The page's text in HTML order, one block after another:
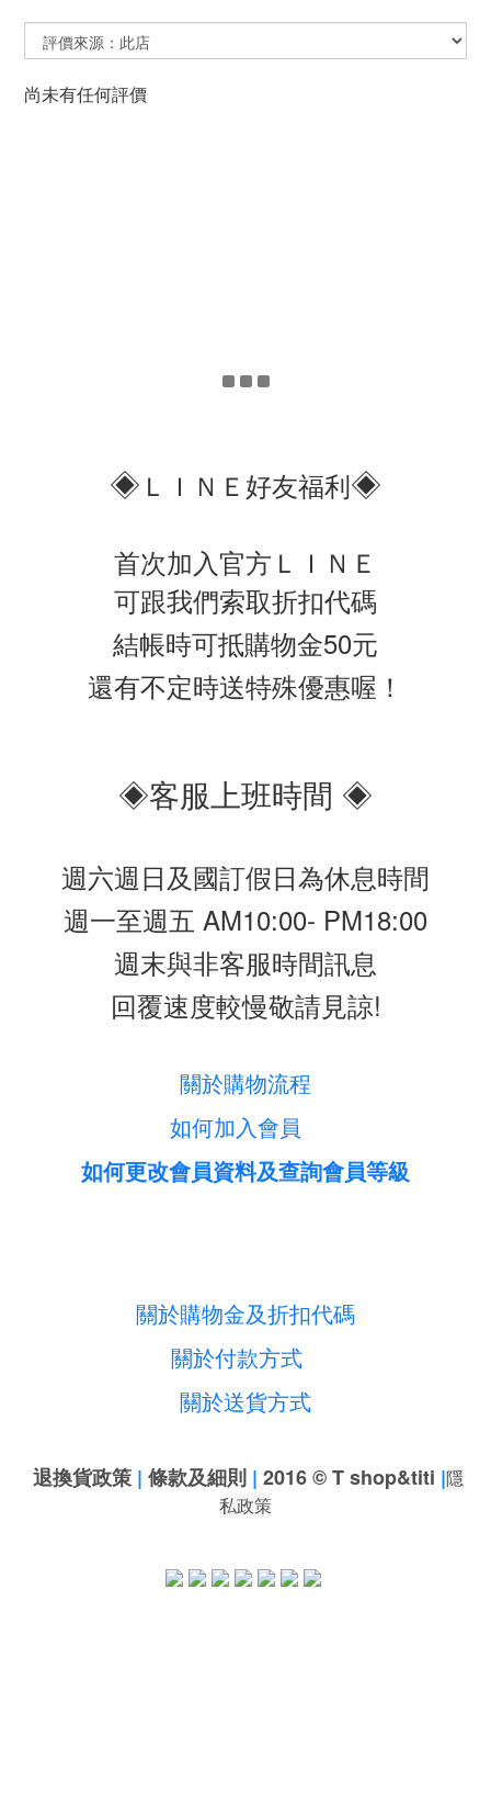
尚未有任何評價
◈ ＬＩＮＥ好友福利◈
首次加入官方ＬＩＮＥ
可跟我們索取折扣代碼
結帳時可抵購物金50元
還有不定時送特殊優惠喔！
◈客服上班時間 ◈
週六週日及國訂假日為休息時間
週一至週五 AM10:00- PM18:00
週末與非客服時間訊息
回覆速度較慢敬請見諒!
關於購物流程
如何加入會員
如何更改會員資料及查詢會員等級
關於購物金及折扣代碼
關於付款方式
關於送貨方式
退換貨政策 | 條款及細則 | 2016 © T shop&titi |隱
私政策